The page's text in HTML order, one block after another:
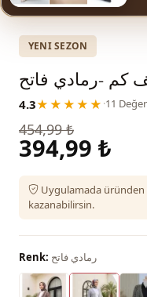
YENI SEZON
كم -رمادي فاتح
4.3★★★★★ ·11
454,99 ₺
394,99 ₺
Uygulamada üründen
kazanabilirsin.
Renk: رمادي فاتح